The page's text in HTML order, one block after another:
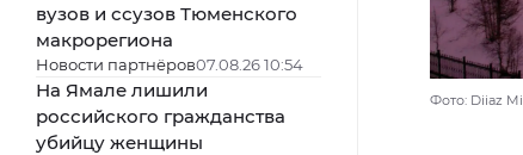
вузов и ссузов Тюменского
макрорегиона
Новости партнёров07.08.26 10:54
На Ямале лишили
российского гражданства
убийцу женщины
Фото: Diiaz